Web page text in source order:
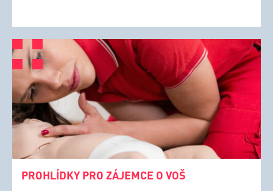
PROHLÍDKY PRO ZÁJEMCE O VOŠ